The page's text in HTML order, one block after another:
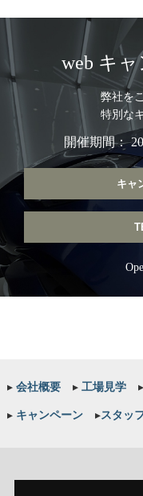
web キ
弊社を
特別な
開催期間：
キャ
▸会社概要 ▸工場見学 ▸
▸キャンペーン ▸スタッ